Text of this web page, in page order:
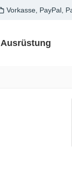
Vorkasse, PayPal,
Ausrüstung